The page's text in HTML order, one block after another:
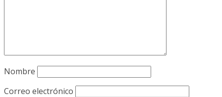
Nombre
Correo electrónico